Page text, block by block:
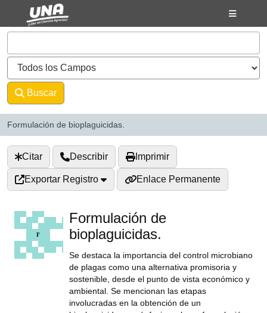
Saltar al contenido
VuFind
Buscar
Formulación de bioplaguicidas.
Citar Describir Imprimir
Exportar Registro Enlace Permanente
Formulación de
bioplaguicidas.
Se destaca la importancia del control microbiano
de plagas como una alternativa promisoria y
sostenible, desde el punto de vista económico y
ambiental. Se mencionan las etapas
involucradas en la obtención de un